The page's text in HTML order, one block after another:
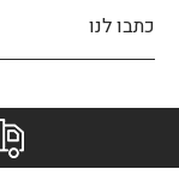
כתבו לנו